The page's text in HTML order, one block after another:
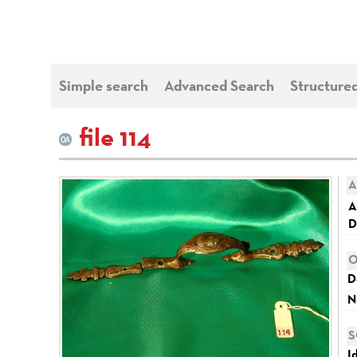
Simple search Advanced Search
file 114